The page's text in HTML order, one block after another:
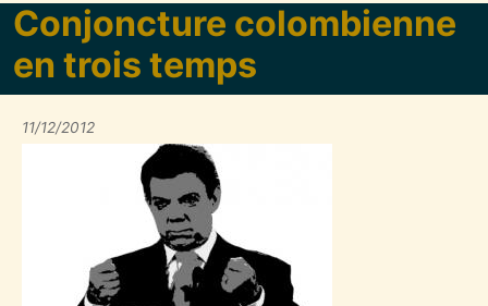
Conjoncture colombienne
en trois temps
11/12/2012